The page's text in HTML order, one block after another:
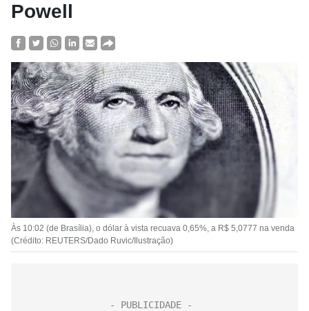
Powell
Às 10:02 (de Brasília), o dólar à vista recuava 0,65%, a R$ 5,0777 na venda
(Crédito: REUTERS/Dado Ruvic/Ilustração)